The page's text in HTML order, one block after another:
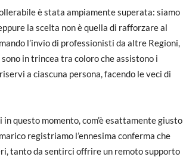
è stata ampiamente superata: siamo
la scelta non è quella di rafforzare al
l’invio di professionisti da altre Regioni,
in trincea tra coloro che assistono i
a ciascuna persona, facendo le veci di
questo momento, com’è esattamente giusto
registriamo l’ennesima conferma che
tanto da sentirci offrire un remoto supporto